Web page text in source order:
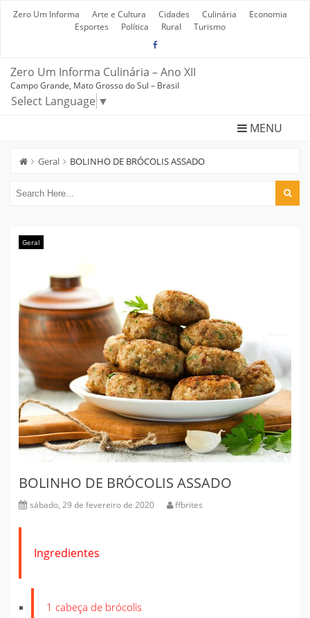
Zero Um Informa Arte e Cultura Cidades Culinária
Economia
Esportes
Política Rural Turismo
Zero Um Informa Culinária – Ano XII
Campo Grande, Mato Grosso do Sul – Brasil
Select Language ▼
MENU
Geral BOLINHO DE BRÓCOLIS ASSADO
Geral
BOLINHO DE BRÓCOLIS ASSADO
sábado, 29 de fevereiro de 2020 ffbrites
Ingredientes
1 cabeça de brócolis